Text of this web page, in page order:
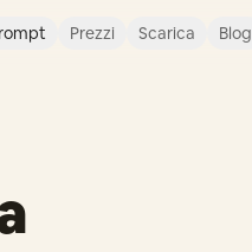
Prezzi Scarica Blog